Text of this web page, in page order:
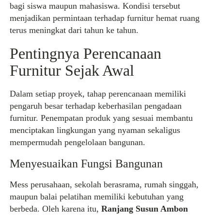
bagi siswa maupun mahasiswa. Kondisi tersebut
menjadikan permintaan terhadap furnitur hemat ruang
terus meningkat dari tahun ke tahun.
Pentingnya Perencanaan
Furnitur Sejak Awal
Dalam setiap proyek, tahap perencanaan memiliki
pengaruh besar terhadap keberhasilan pengadaan
furnitur. Penempatan produk yang sesuai membantu
menciptakan lingkungan yang nyaman sekaligus
mempermudah pengelolaan bangunan.
Menyesuaikan Fungsi Bangunan
Mess perusahaan, sekolah berasrama, rumah singgah,
maupun balai pelatihan memiliki kebutuhan yang
berbeda. Oleh karena itu, Ranjang Susun Ambon